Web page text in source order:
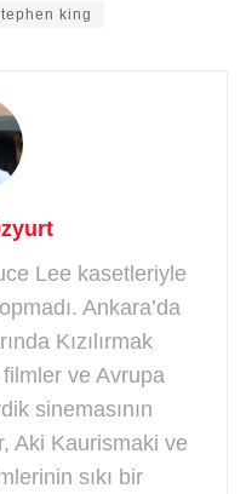
king
Lee kasetleriyle
Ankara’da
Kızılırmak
filmler ve Avrupa
sinemasının
Aki Kaurismaki ve
sıkı bir